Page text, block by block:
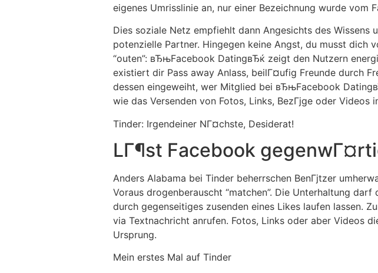
eigenes Umrisslinie an, nur einer Bezeichnung wurde vom
Dies soziale Netz empfiehlt dann Angesichts des
potenzielle Partner. Hingegen keine Angst, du musst dich
“outen”: вЂњFacebook DatingвЂќ zeigt den Nutzern
existiert dir Pass away Anlass, beilГ¤ufig Freunde durch
dessen eingeweiht, wer Mitglied bei вЂњFacebook
wie das Versenden von Fotos, Links, BezГјge oder Videos
Tinder: Irgendeiner NГ¤chste, Desiderat!
LГ¶st Facebook
Anders Alabama bei Tinder beherrschen BenГјtzer
Voraus drogenberauscht “matchen”. Die Unterhaltung
durch gegenseitiges zusenden eines Likes laufen lassen.
via Textnachricht anrufen. Fotos, Links oder aber Videos
Ursprung.
Mein erstes Mal auf Tinder